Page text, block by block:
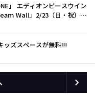
」 エディオンピースウイン
Wall」2/23（日・祝）公
ッズスペースが無料!!!